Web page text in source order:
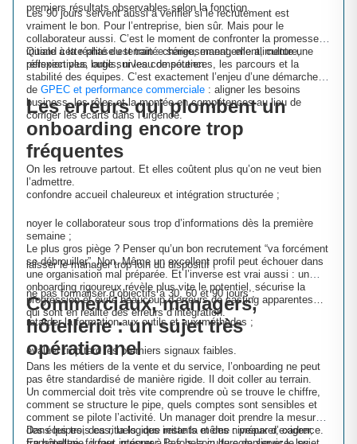
premiers résultats observables selon la fonction.
Les 90 jours servent aussi à vérifier si le recrutement est
vraiment le bon. Pour l’entreprise, bien sûr. Mais pour le
collaborateur aussi. C’est le moment de confronter la promesse
initiale à la réalité du terrain : charge, management, culture,
perspectives, outils, niveau de soutien.
Quand cette phase est traitée sérieusement, elle alimente une
réflexion plus large sur les compétences, les parcours et la
stabilité des équipes. C’est exactement l’enjeu d’une démarche
de GPEC et performance commerciale : aligner les besoins
business, les rôles et la montée en compétences au lieu de
corriger les écarts dans l’urgence.
Les erreurs qui plombent un
onboarding encore trop
fréquentes
On les retrouve partout. Et elles coûtent plus qu’on ne veut bien
l’admettre.
confondre accueil chaleureux et intégration structurée ;
noyer le collaborateur sous trop d’informations dès la première
semaine ;
laisser le manager trop loin du dispositif ;
ne pas formaliser d’objectifs à 30, 60 et 90 jours ;
retarder la formation aux outils et aux méthodes ;
évaluer trop tard les premiers signaux faibles.
Le plus gros piège ? Penser qu’un bon recrutement “va forcément
se débrouiller”. Non. Même un excellent profil peut échouer dans
une organisation mal préparée. Et l’inverse est vrai aussi : un
onboarding rigoureux révèle plus vite le potentiel, sécurise la
progression et évite beaucoup d’erreurs de casting apparentes…
qui sont en réalité des erreurs d’intégration.
Commerciaux, managers,
hôtellerie : un sujet très
opérationnel
Dans les métiers de la vente et du service, l’onboarding ne peut
pas être standardisé de manière rigide. Il doit coller au terrain.
Un commercial doit très vite comprendre où se trouve le chiffre,
comment se structure le pipe, quels comptes sont sensibles et
comment se pilote l’activité. Un manager doit prendre la mesure
des équipes, des rituels, des irritants et des niveaux d’exigence.
Dans les trois cas, la logique reste la même : préparer, cadrer,